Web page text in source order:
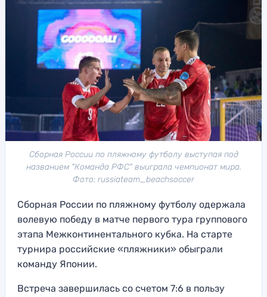
Сборная России по пляжному футболу выступая под
названием "Команда РФС" выиграла чемпионат мира.
Фото: russiateam_beachsoccer
Сборная России по пляжному футболу одержала
волевую победу в матче первого тура группового
этапа Межконтинентального кубка. На старте
турнира российские «пляжники» обыграли
команду Японии.
Встреча завершилась со счетом 7:6 в пользу